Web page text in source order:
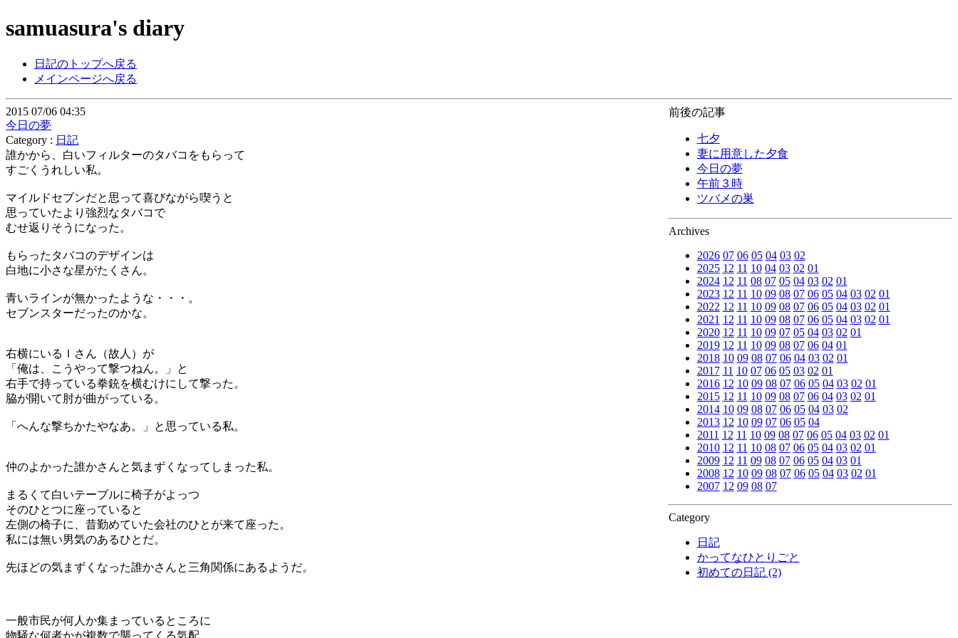
samuasura's diary
日記のトップへ戻る
メインページへ戻る
前後の記事
七夕
妻に用意した夕食
今日の夢
午前３時
ツバメの巣
Archives
2026 07 06 05 04 03 02
2025 12 11 10 04 03 02 01
2024 12 11 08 07 05 04 03 02 01
2023 12 11 10 09 08 07 06 05 04 03 02 01
2022 12 11 10 09 08 07 06 05 04 03 02 01
2021 12 11 10 09 08 07 06 05 04 03 02 01
2020 12 11 10 09 07 05 04 03 02 01
2019 12 11 10 09 08 07 06 04 01
2018 10 09 08 07 06 04 03 02 01
2017 11 10 07 06 05 03 02 01
2016 12 10 09 08 07 06 05 04 03 02 01
2015 12 11 10 09 08 07 06 04 03 02 01
2014 10 09 08 07 06 05 04 03 02
2013 12 10 09 07 06 05 04
2011 12 11 10 09 08 07 06 05 04 03 02 01
2010 12 11 10 08 07 06 05 04 03 02 01
2009 12 11 09 08 07 06 05 04 03 01
2008 12 10 09 08 07 06 05 04 03 02 01
2007 12 09 08 07
Category
日記
かってなひとりごと
初めての日記 (2)
2015 07/06 04:35
今日の夢
Category : 日記
誰かから、白いフィルターのタバコをもらって
すごくうれしい私。
マイルドセブンだと思って喜びながら喫うと
思っていたより強烈なタバコで
むせ返りそうになった。
もらったタバコのデザインは
白地に小さな星がたくさん。
青いラインが無かったような・・・。
セブンスターだったのかな。
右横にいるＩさん（故人）が
「俺は、こうやって撃つねん。」と
右手で持っている拳銃を横むけにして撃った。
脇が開いて肘が曲がっている。
「へんな撃ちかたやなあ。」と思っている私。
仲のよかった誰かさんと気まずくなってしまった私。
まるくて白いテーブルに椅子がよっつ
そのひとつに座っていると
左側の椅子に、昔勤めていた会社のひとが来て座った。
私には無い男気のあるひとだ。
先ほどの気まずくなった誰かさんと三角関係にあるようだ。
一般市民が何人か集まっているところに
物騒な何者かが複数で襲ってくる気配。